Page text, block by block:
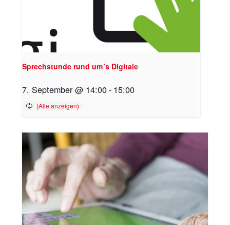
Sprechstunde rund um´s Digitale
7. September @ 14:00- 15:00